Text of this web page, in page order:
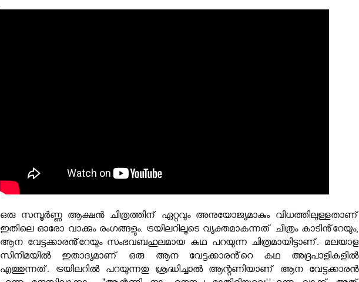
ഒരു സമ്പൂർണ്ണ ആക്ഷൻ ചിത്രത്തിന് ഏറ്റവും അനുയോജ്യമാകും വിധത്തിലുള്ളതാണ്
ഇതിലെ ഓരോ വാക്കും രംഗങ്ങളും. ട്രയിലറിലൂടെ വ്യക്തമാകുന്നത് ചിത്രം കാടിൻ്റേയും,
ആന വേട്ടക്കാരൻ്റേയും സംഭവബഹുലമായ കഥ പറയുന്ന ചിത്രമായിട്ടാണ്. മലയാള
സിനിമയിൽ ഇതാദ്യമാണ് ഒരു ആന വേട്ടക്കാരൻ്റെ കഥ അദ്രപാളികളിൽ
എത്തുന്നത്. ട്രയിലറിൽ പറയുന്നതു ശ്രദ്ധിച്ചാൽ ആന്റണിയാണ് ആന വേട്ടക്കാരൻ